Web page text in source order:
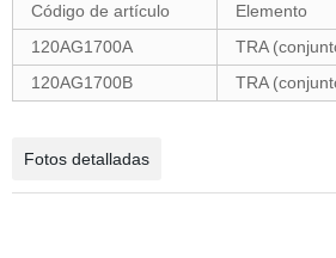
Código de artículo
Elemento
120AG1700A
TRA
120AG1700B
TRA
Fotos detalladas